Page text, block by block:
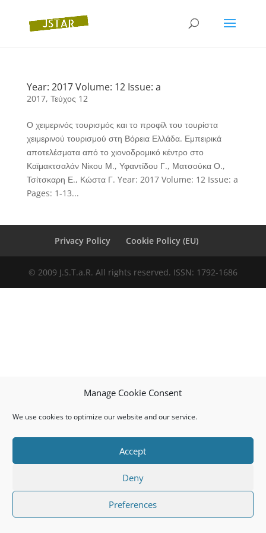
Manage Cookie Consent
We use cookies to optimize our website and our service.
Accept
Deny
Preferences
Year: 2017 Volume: 12 Issue: a
2017, Τεύχος 12
Ο χειμερινός τουρισμός και το προφίλ του τουρίστα
χειμερινού τουρισμού στη Βόρεια Ελλάδα. Εμπειρικά
αποτελέσματα από το χιονοδρομικό κέντρο στο
Καϊμακτσαλάν Νίκου Μ., Υφαντίδου Γ., Ματσούκα Ο.,
Τσίτσκαρη Ε., Κώστα Γ. Year: 2017 Volume: 12 Issue: a
Pages: 1-13...
Privacy Policy Cookie Policy (EU)
© 2009 J.S.T.a.R. All rights reserved. ISSN: 1792-1686